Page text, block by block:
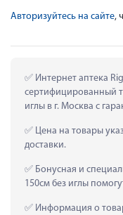
Авторизуйтесь на сайте,
Интернет аптека
сертифицированный
иглы в г. Москва с
Цена на товары
доставки.
Бонусная и
150см без иглы
Информация о